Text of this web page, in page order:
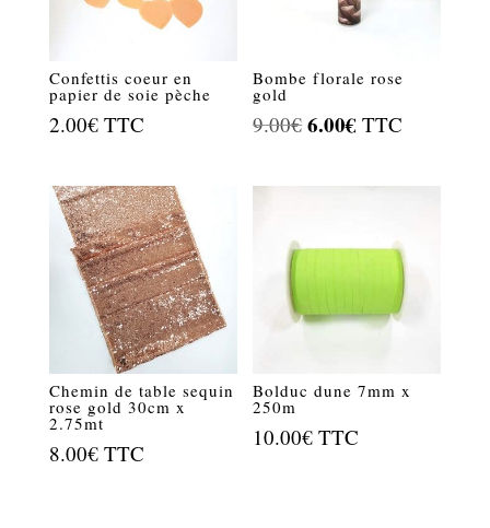
Confettis coeur en
papier de soie pèche
2.00€ TTC
Bombe florale rose
gold
9.00€ Le
initial
6.00€ Le
actuel
6.00€.
TTC
Chemin de table sequin
rose gold 30cm x
2.75mt
8.00€ TTC
Bolduc dune 7mm x
250m
10.00€ TTC